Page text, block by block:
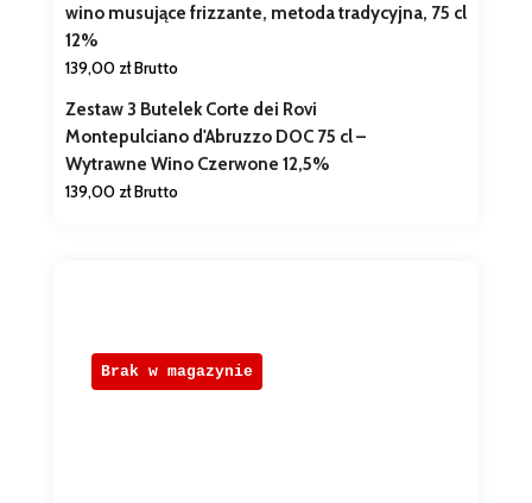
wino musujące frizzante, metoda tradycyjna, 75 cl
12%
139,00 złBrutto
Zestaw 3 Butelek Corte dei Rovi
Montepulciano d'Abruzzo DOC 75 cl –
Wytrawne Wino Czerwone 12,5%
139,00 złBrutto
Brak w magazynie